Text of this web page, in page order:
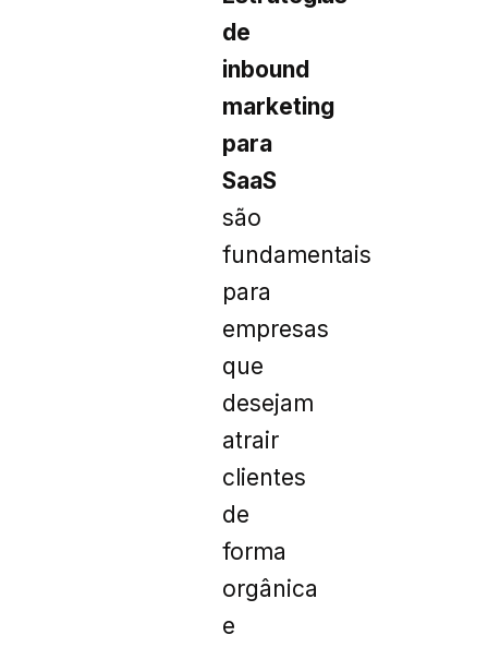
de
inbound
marketing
para
SaaS
são
fundamentais
para
empresas
que
desejam
atrair
clientes
de
forma
orgânica
e